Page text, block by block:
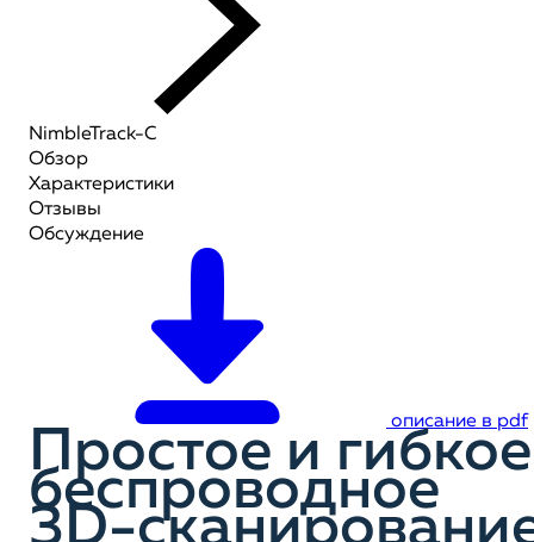
NimbleTrack-C
Обзор
Характеристики
Отзывы
Обсуждение
описание в pdf
Простое и гибкое
беспроводное
3D-